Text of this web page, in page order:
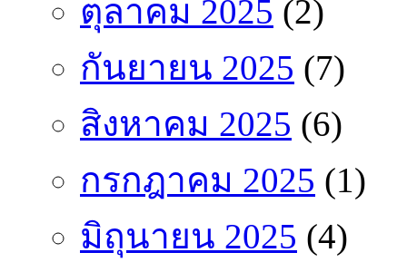
ตุลาคม 2025 (2)
กันยายน 2025 (7)
สิงหาคม 2025 (6)
กรกฎาคม 2025 (1)
มิถุนายน 2025 (4)